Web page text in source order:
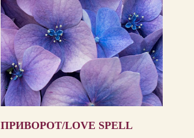
ПРИВОРОТ/LOVE SPELL